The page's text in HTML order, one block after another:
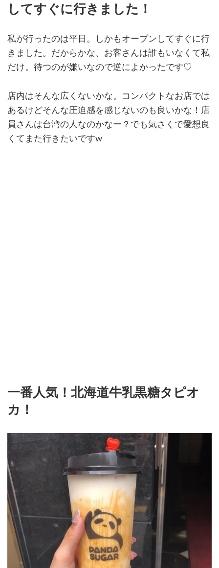
してすぐに行きました！
私が行ったのは平日。しかもオープンしてすぐに行
きました。だからかな、お客さんは誰もいなくて私
だけ。待つのが嫌いなので逆によかったです♡
店内はそんな広くないかな。コンパクトなお店では
あるけどそんな圧迫感を感じないのも良いかな！店
員さんは台湾の人なのかなー？でも気さくで愛想良
くてまた行きたいですw
一番人気！北海道牛乳黒糖タピオ
カ！